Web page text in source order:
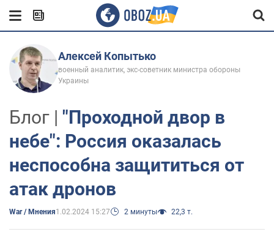
Алексей Копытько
военный аналитик, экс-советник министра обороны
Украины
Блог | "Проходной двор в
небе": Россия оказалась
неспособна защититься от
атак дронов
War / Мнения1.02.2024 15:27 2 минуты 22,3 т.